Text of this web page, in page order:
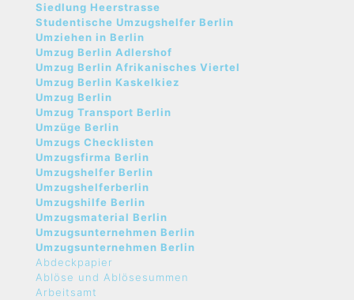
Siedlung Heerstrasse
Studentische Umzugshelfer Berlin
Umziehen in Berlin
Umzug Berlin Adlershof
Umzug Berlin Afrikanisches Viertel
Umzug Berlin Kaskelkiez
Umzug Berlin
Umzug Transport Berlin
Umzüge Berlin
Umzugs Checklisten
Umzugsfirma Berlin
Umzugshelfer Berlin
Umzugshelferberlin
Umzugshilfe Berlin
Umzugsmaterial Berlin
Umzugsunternehmen Berlin
Umzugsunternehmen Berlin
Abdeckpapier
Ablöse und Ablösesummen
Arbeitsamt